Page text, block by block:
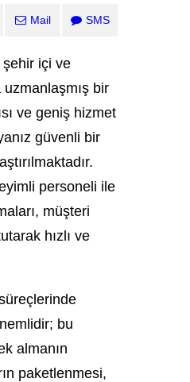
Mail SMS
şehir içi ve
uzmanlaşmış bir
ve geniş hizmet
güvenli bir
personeli ile
müşteri
hızlı ve
bu
almanın
paketlenmesi,